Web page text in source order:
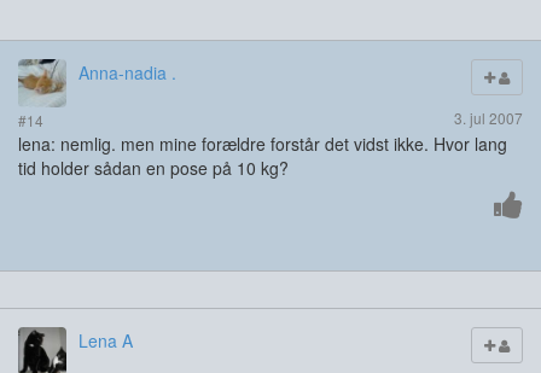
Anna-nadia .
#14 3. jul 2007
lena: nemlig. men mine forældre forstår det vidst ikke. Hvor lang
tid holder sådan en pose på 10 kg?
Lena A